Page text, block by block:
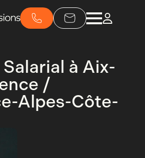
à Aix-
/
Alpes-Côte-